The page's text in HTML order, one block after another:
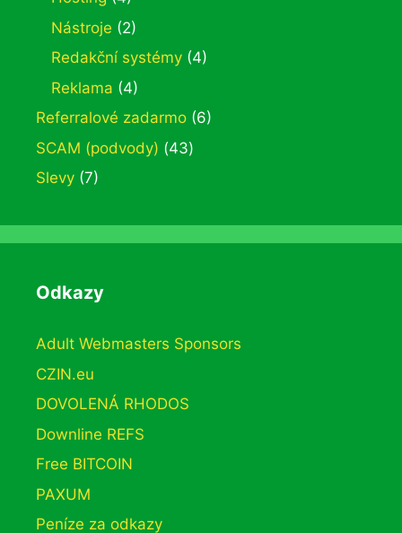
Nástroje (2)
Redakční systémy (4)
Reklama (4)
Referralové zadarmo (6)
SCAM (podvody) (43)
Slevy (7)
Odkazy
Adult Webmasters Sponsors
CZIN.eu
DOVOLENÁ RHODOS
Downline REFS
Free BITCOIN
PAXUM
Peníze za odkazy